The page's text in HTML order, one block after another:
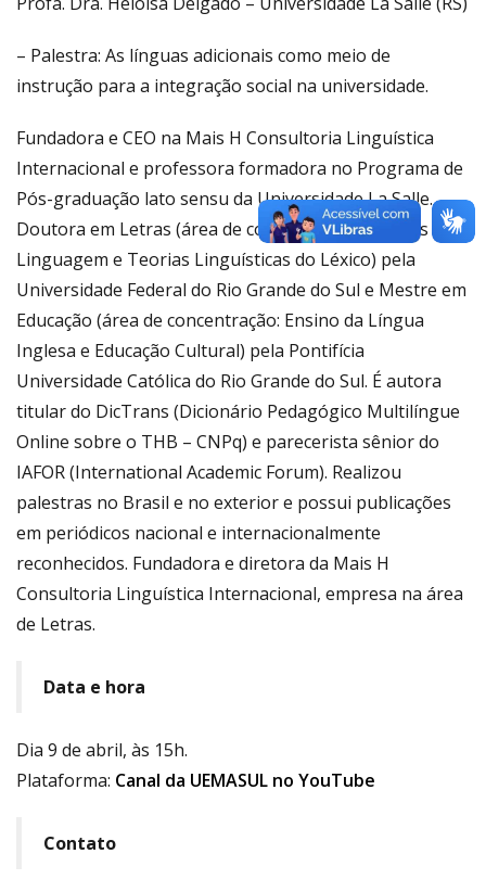
– Palestra: As línguas adicionais como meio de
instrução para a integração social na universidade.
Fundadora e CEO na Mais H Consultoria Linguística
Internacional e professora formadora no Programa de
Pós-graduação lato sensu da Universidade La Salle.
Doutora em Letras (área de concentração: Estudos da
Linguagem e Teorias Linguísticas do Léxico) pela
Universidade Federal do Rio Grande do Sul e Mestre em
Educação (área de concentração: Ensino da Língua
Inglesa e Educação Cultural) pela Pontifícia
Universidade Católica do Rio Grande do Sul. É autora
titular do DicTrans (Dicionário Pedagógico Multilíngue
Online sobre o THB – CNPq) e parecerista sênior do
IAFOR (International Academic Forum). Realizou
palestras no Brasil e no exterior e possui publicações
em periódicos nacional e internacionalmente
reconhecidos. Fundadora e diretora da Mais H
Consultoria Linguística Internacional, empresa na área
de Letras.
Data e hora
Dia 9 de abril, às 15h.
Plataforma: Canal da UEMASUL no YouTube
Contato